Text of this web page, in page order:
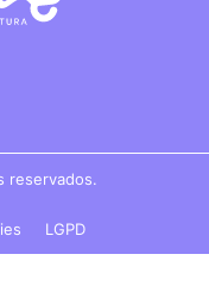
reservados.
LGPD